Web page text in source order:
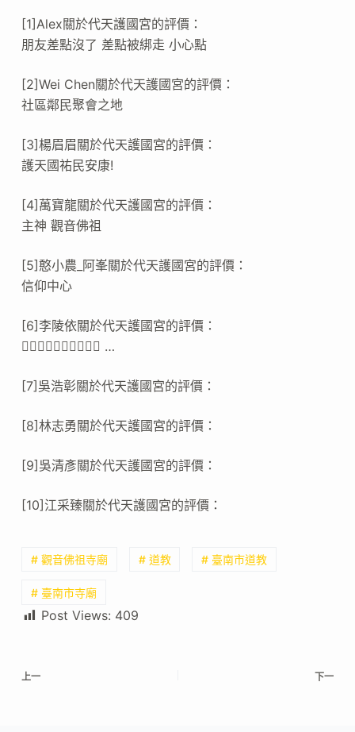
[1]Alex關於代天護國宮的評價：
朋友差點沒了 差點被綁走 小心點
[2]Wei Chen關於代天護國宮的評價：
社區鄰民聚會之地
[3]楊眉眉關於代天護國宮的評價：
護天國祐民安康!
[4]萬寶龍關於代天護國宮的評價：
主神 觀音佛祖
[5]憨小農_阿峯關於代天護國宮的評價：
信仰中心
[6]李陵依關於代天護國宮的評價：
👍🏻👍🏻👍🏻👍🏻👍🏻 …
[7]吳浩彰關於代天護國宮的評價：
[8]林志勇關於代天護國宮的評價：
[9]吳清彥關於代天護國宮的評價：
[10]江采臻關於代天護國宮的評價：
# 觀音佛祖寺廟 # 道教 # 臺南市道教
# 臺南市寺廟
Post Views: 409
上一 下一